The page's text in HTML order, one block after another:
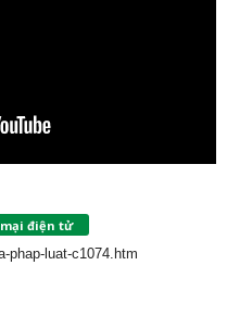
điện tử
phap-luat-c1074.htm